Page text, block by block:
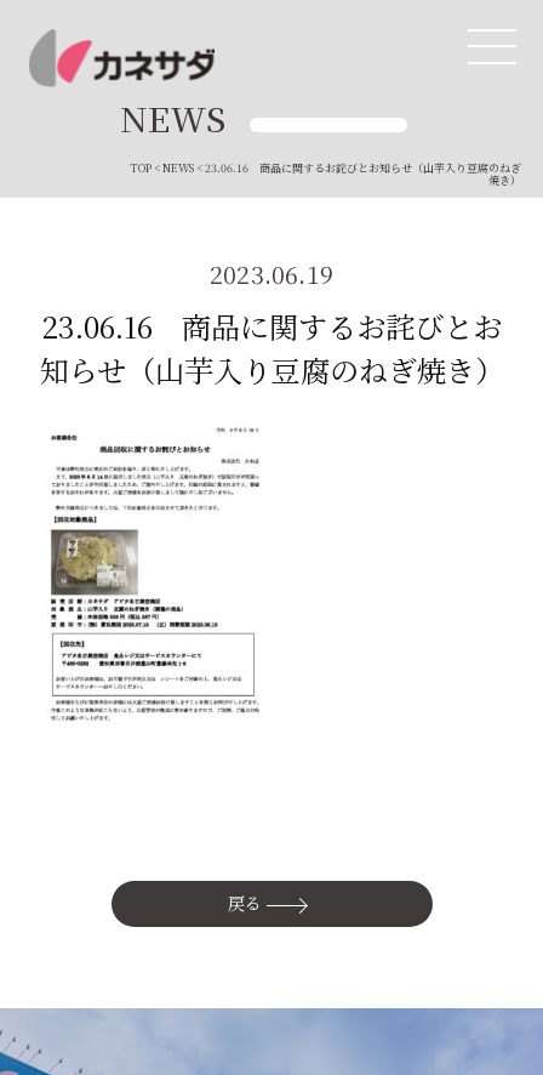
TOP
美味しい安心
商品・開発
品質管理
直営店
会社情報
採用情報
リニューアル中
NEWS
TOP<NEWS< 23.06.16 商品に関するお詫びとお知らせ（山芋入り豆腐のねぎ
焼き）
2023.06.19
23.06.16 商品に関するお詫びとお
知らせ（山芋入り豆腐のねぎ焼き）
戻る